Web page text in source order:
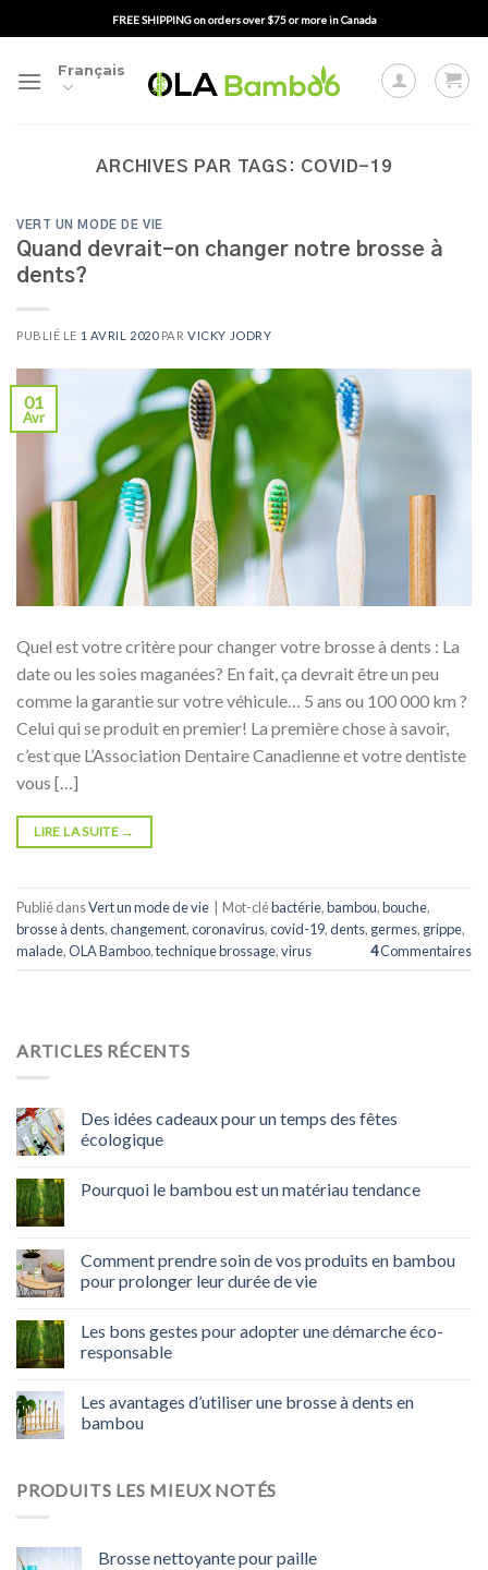
au
contenu
FREE SHIPPING on orders over $75 or more in Canada
Français
ARCHIVES PAR TAGS: COVID-19
VERT UN MODE DE VIE
Quand devrait-on changer notre brosse à
dents?
PUBLIÉ LE 1 AVRIL 2020 PARVICKY JODRY
01
Avr
Quel est votre critère pour changer votre brosse à dents : La
date ou les soies maganées? En fait, ça devrait être un peu
comme la garantie sur votre véhicule… 5 ans ou 100 000 km ?
Celui qui se produit en premier! La première chose à savoir,
c’est que L’Association Dentaire Canadienne et votre dentiste
vous […]
LIRE LA SUITE →
Publié dansVert un mode de vie Mot-clébactérie,bambou,bouche,
brosse à dents,changement,coronavirus,covid-19,dents, germes, grippe,
malade,OLA Bamboo,technique brossage,virus 4Commentaires
ARTICLES RÉCENTS
Des idées cadeaux pour un temps des fêtes
écologique
Pourquoi le bambou est un matériau tendance
Comment prendre soin de vos produits en bambou
pour prolonger leur durée de vie
Les bons gestes pour adopter une démarche éco-
responsable
Les avantages d’utiliser une brosse à dents en
bambou
PRODUITS LES MIEUX NOTÉS
Brosse nettoyante pour paille